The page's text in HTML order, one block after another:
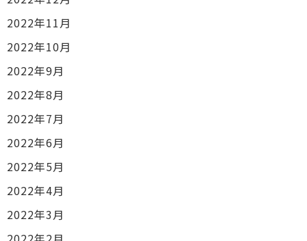
2022年11月
2022年10月
2022年9月
2022年8月
2022年7月
2022年6月
2022年5月
2022年4月
2022年3月